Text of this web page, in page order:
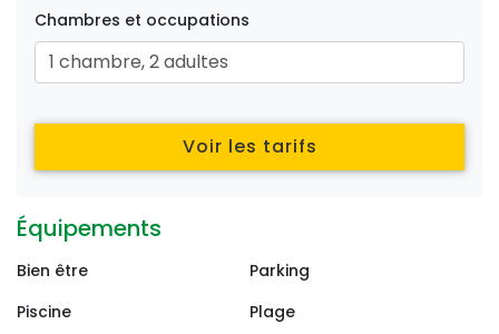
Chambres et occupations
1 chambre,2adultes
Voir les tarifs
Équipements
Bien être
Parking
Piscine
Plage